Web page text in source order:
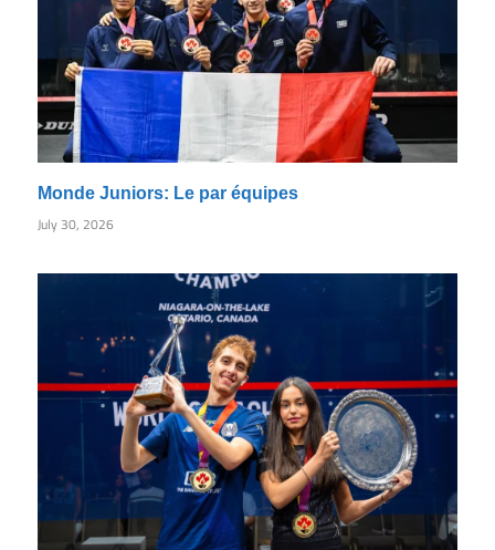
Monde Juniors: Le par équipes
July 30, 2026